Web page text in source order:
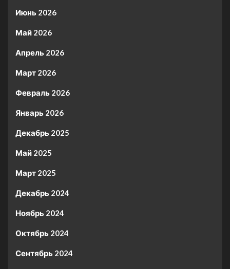
Июнь 2026
Май 2026
Апрель 2026
Март 2026
Февраль 2026
Январь 2026
Декабрь 2025
Май 2025
Март 2025
Декабрь 2024
Ноябрь 2024
Октябрь 2024
Сентябрь 2024